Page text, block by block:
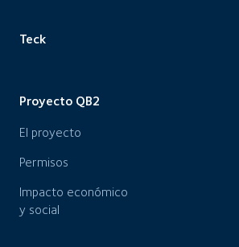
Teck
Proyecto QB2
El proyecto
Permisos
Impacto económico
y social